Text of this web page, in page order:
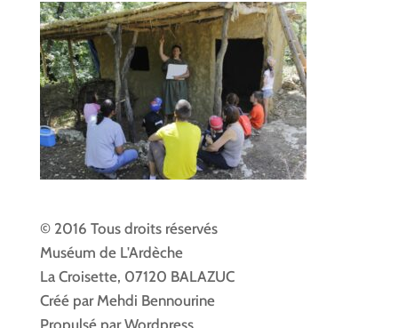
© 2016 Tous droits réservés
Muséum de L'Ardèche
La Croisette, 07120 BALAZUC
Créé par Mehdi Bennourine
Propulsé par Wordpress